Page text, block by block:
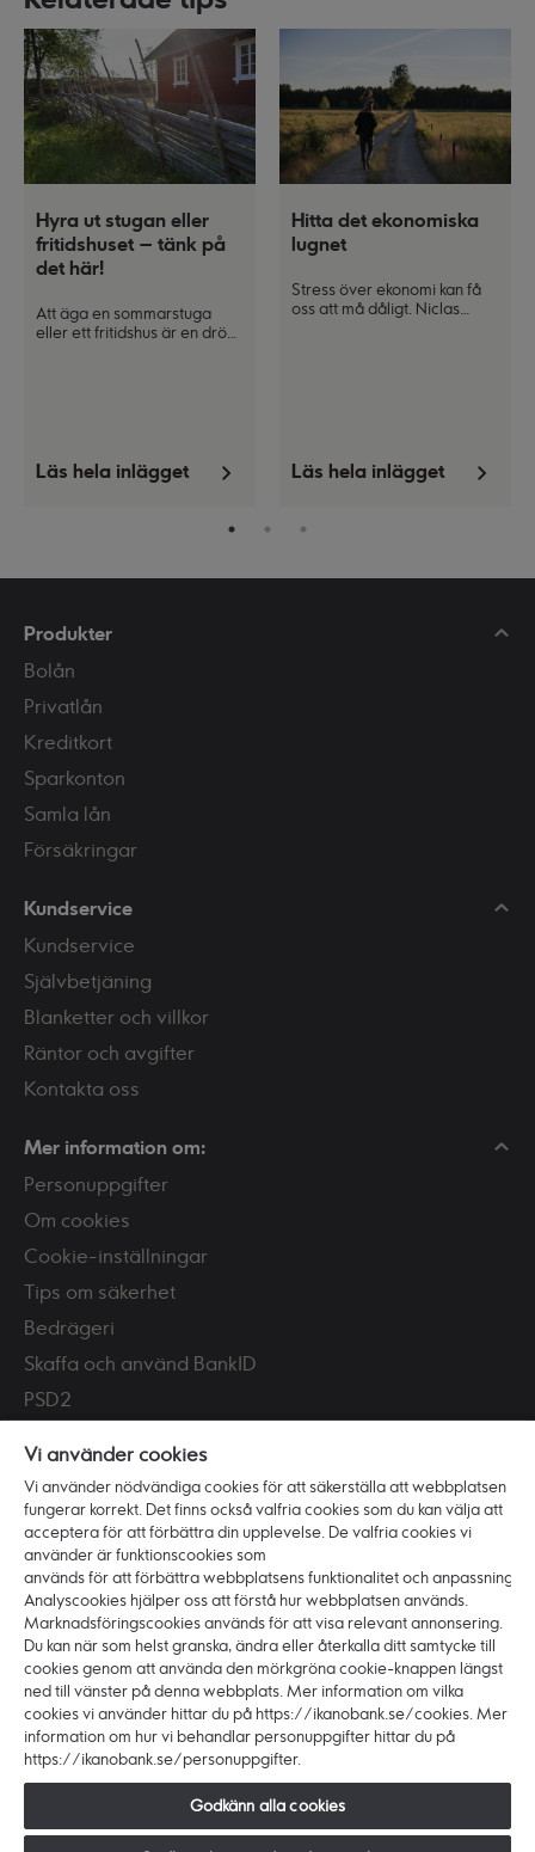
Hyra ut stugan eller
fritidshuset – tänk på
det här!
Att äga en sommarstuga
eller ett fritidshus är en dröm
uthyrningen.
Läs hela inlägget
Hitta det ekonomiska
lugnet
Stress över ekonomi kan få
oss att må dåligt. Niclas
Läs hela inlägget
Produkter
Bolån
Privatlån
Kreditkort
Sparkonton
Samla lån
Försäkringar
Kundservice
Kundservice
Självbetjäning
Blanketter och villkor
Räntor och avgifter
Kontakta oss
Mer information om:
Personuppgifter
Om cookies
Cookie-inställningar
Tips om säkerhet
Bedrägeri
Skaffa och använd BankID
PSD2
Vi är Ikano Bank
Om banken
Karriär
Hållbarhet och ansvar
Press
Copyright © 2026 Ikano Bank. Alla rättigheter
förbehålls.
Ikano Bank AB (publ) - Organisationsnr: 516406-0922.
Vi använder cookies
Vi använder nödvändiga cookies för att säkerställa att webbplatsen
fungerar korrekt. Det finns också valfria cookies som du kan välja att
acceptera för att förbättra din upplevelse. De valfria cookies vi
använder är funktionscookies som
används för att förbättra webbplatsens funktionalitet och anpassning.
Analyscookies hjälper oss att förstå hur webbplatsen används.
Marknadsföringscookies används för att visa relevant annonsering.
Du kan när som helst granska, ändra eller återkalla ditt samtycke till
cookies genom att använda den mörkgröna cookie-knappen längst
ned till vänster på denna webbplats. Mer information om vilka
cookies vi använder hittar du på https://ikanobank.se/cookies. Mer
information om hur vi behandlar personuppgifter hittar du på
https://ikanobank.se/personuppgifter.
Godkänn alla cookies